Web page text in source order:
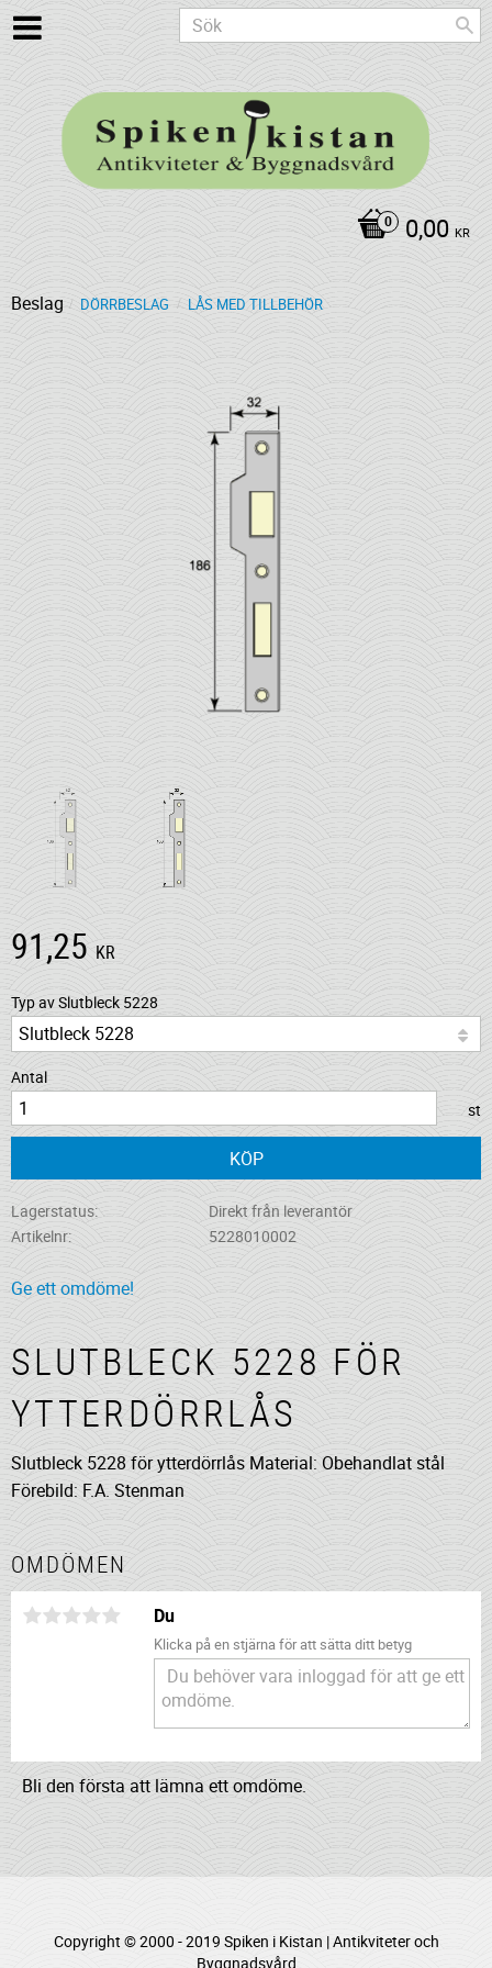
0,00 KR
Beslag DÖRRBESLAG LÅS MED TILLBEHÖR
91,25 KR
Typ av Slutbleck 5228
Antal
st
KÖP
Lagerstatus
Direkt från leverantör
Artikelnr
5228010002
Ge ett omdöme!
SLUTBLECK 5228 FÖR
YTTERDÖRRLÅS
Slutbleck 5228 för ytterdörrlås Material: Obehandlat stål
Förebild: F.A. Stenman
OMDÖMEN
Du
Klicka på en stjärna för att sätta ditt betyg
Bli den första att lämna ett omdöme.
Copyright © 2000 - 2019 Spiken i Kistan | Antikviteter och
Byggnadsvård